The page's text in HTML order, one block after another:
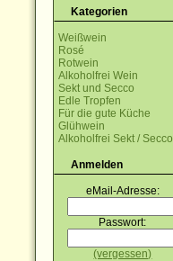
Kategorien
Weißwein
Rosé
Rotwein
Alkoholfrei Wein
Sekt und Secco
Edle Tropfen
Für die gute Küche
Glühwein
Alkoholfrei Sekt / Secco
Anmelden
eMail-Adresse:
Passwort:
(vergessen)